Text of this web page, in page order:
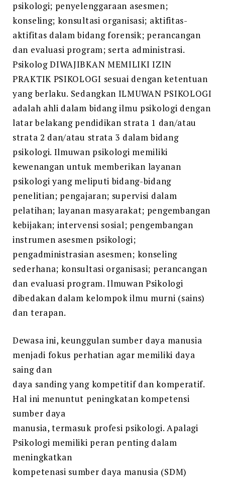
psikologi; penyelenggaraan asesmen;
konseling; konsultasi organisasi; aktifitas-
aktifitas dalam bidang forensik; perancangan
dan evaluasi program; serta administrasi.
Psikolog DIWAJIBKAN MEMILIKI IZIN
PRAKTIK PSIKOLOGI sesuai dengan ketentuan
yang berlaku. Sedangkan ILMUWAN PSIKOLOGI
adalah ahli dalam bidang ilmu psikologi dengan
latar belakang pendidikan strata 1 dan/atau
strata 2 dan/atau strata 3 dalam bidang
psikologi. Ilmuwan psikologi memiliki
kewenangan untuk memberikan layanan
psikologi yang meliputi bidang-bidang
penelitian; pengajaran; supervisi dalam
pelatihan; layanan masyarakat; pengembangan
kebijakan; intervensi sosial; pengembangan
instrumen asesmen psikologi;
pengadministrasian asesmen; konseling
sederhana; konsultasi organisasi; perancangan
dan evaluasi program. Ilmuwan Psikologi
dibedakan dalam kelompok ilmu murni (sains)
dan terapan.
Dewasa ini, keunggulan sumber daya manusia
menjadi fokus perhatian agar memiliki daya
saing dan
daya sanding yang kompetitif dan komperatif.
Hal ini menuntut peningkatan kompetensi
sumber daya
manusia, termasuk profesi psikologi. Apalagi
Psikologi memiliki peran penting dalam
meningkatkan
kompetenasi sumber daya manusia (SDM)